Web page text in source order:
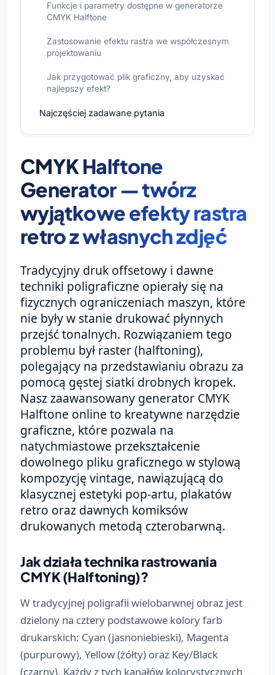
Funkcje i parametry dostępne w generatorze
CMYK Halftone
Zastosowanie efektu rastra we współczesnym
projektowaniu
Jak przygotować plik graficzny, aby uzyskać
najlepszy efekt?
Najczęściej zadawane pytania
CMYK Halftone
Generator — twórz
wyjątkowe efekty rastra
retro z własnych zdjęć
Tradycyjny druk offsetowy i dawne
techniki poligraficzne opierały się na
fizycznych ograniczeniach maszyn, które
nie były w stanie drukować płynnych
przejść tonalnych. Rozwiązaniem tego
problemu był raster (halftoning),
polegający na przedstawianiu obrazu za
pomocą gęstej siatki drobnych kropek.
Nasz zaawansowany generator CMYK
Halftone online to kreatywne narzędzie
graficzne, które pozwala na
natychmiastowe przekształcenie
dowolnego pliku graficznego w stylową
kompozycję vintage, nawiązującą do
klasycznej estetyki pop-artu, plakatów
retro oraz dawnych komiksów
drukowanych metodą czterobarwną.
Jak działa technika rastrowania
CMYK (Halftoning)?
W tradycyjnej poligrafii wielobarwnej obraz jest
dzielony na cztery podstawowe kolory farb
drukarskich: Cyan (jasnoniebieski), Magenta
(purpurowy), Yellow (żółty) oraz Key/Black
(czarny). Każdy z tych kanałów kolorystycznych